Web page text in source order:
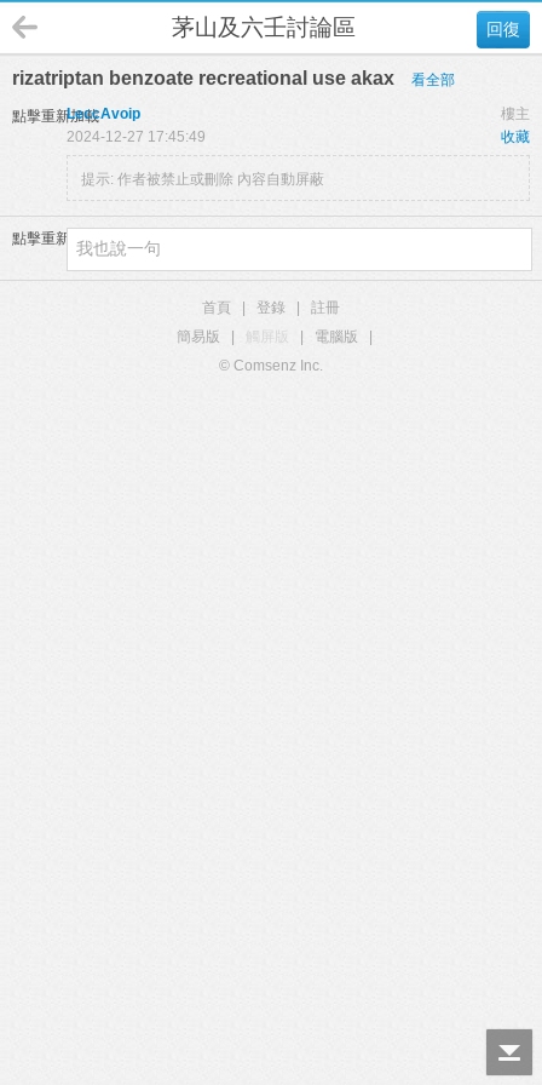
回復
茅山及六壬討論區
rizatriptan benzoate recreational use akax 看全部
點擊重新加載 樓主
LeccAvoip
收藏
2024-12-27 17:45:49
提示: 作者被禁止或刪除 內容自動屏蔽
點擊重新加載
首頁 登錄
註冊
簡易版
觸屏版 電腦版
© Comsenz Inc.